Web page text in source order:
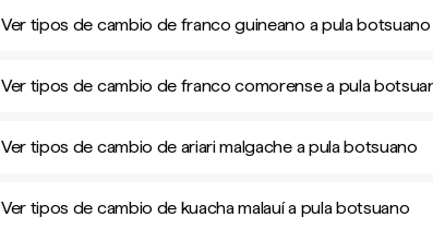
Ver tipos de cambio de franco guineano a pula botsuano
Ver tipos de cambio de franco comorense a pula
Ver tipos de cambio de ariari malgache a pula botsuano
Ver tipos de cambio de kuacha malauí a pula botsuano